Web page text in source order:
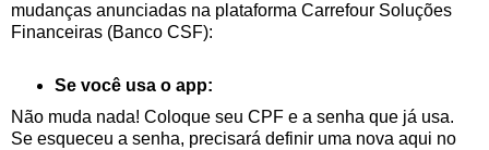
mudanças anunciadas na plataforma Carrefour Soluções
Financeiras (Banco CSF):
Se você usa o app:
Não muda nada! Coloque seu CPF e a senha que já usa.
Se esqueceu a senha, precisará definir uma nova aqui no